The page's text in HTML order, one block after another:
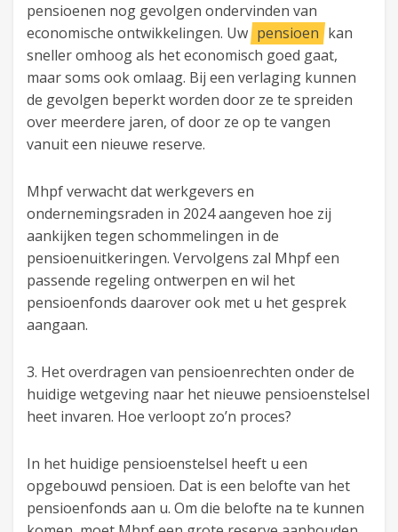
pensioenen nog gevolgen ondervinden van
economische ontwikkelingen. Uw pensioen kan
sneller omhoog als het economisch goed gaat,
maar soms ook omlaag. Bij een verlaging kunnen
de gevolgen beperkt worden door ze te spreiden
over meerdere jaren, of door ze op te vangen
vanuit een nieuwe reserve.
Mhpf verwacht dat werkgevers en
ondernemingsraden in 2024 aangeven hoe zij
aankijken tegen schommelingen in de
pensioenuitkeringen. Vervolgens zal Mhpf een
passende regeling ontwerpen en wil het
pensioenfonds daarover ook met u het gesprek
aangaan.
3. Het overdragen van pensioenrechten onder de
huidige wetgeving naar het nieuwe pensioenstelsel
heet invaren. Hoe verloopt zo’n proces?
In het huidige pensioenstelsel heeft u een
opgebouwd pensioen. Dat is een belofte van het
pensioenfonds aan u. Om die belofte na te kunnen